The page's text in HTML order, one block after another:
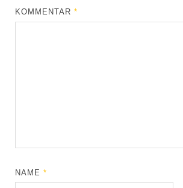
KOMMENTAR*
NAME*